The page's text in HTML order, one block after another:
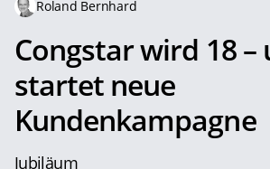
Roland Bernhard
Congstar wird 18 –
startet neue
Kundenkampagne
Jubiläum